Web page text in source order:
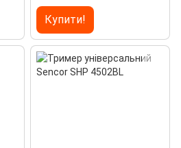
Купити!